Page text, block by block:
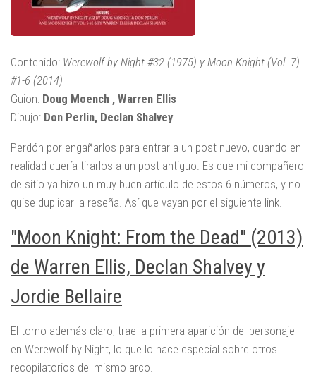
Contenido: Werewolf by Night #32 (1975) y Moon Knight (Vol. 7)
#1-6 (2014)
Guion: Doug Moench , Warren Ellis
Dibujo: Don Perlin, Declan Shalvey
Perdón por engañarlos para entrar a un post nuevo, cuando en
realidad quería tirarlos a un post antiguo. Es que mi compañero
de sitio ya hizo un muy buen artículo de estos 6 números, y no
quise duplicar la reseña. Así que vayan por el siguiente link.
"Moon Knight: From the Dead" (2013)
de Warren Ellis, Declan Shalvey y
Jordie Bellaire
El tomo además claro, trae la primera aparición del personaje
en Werewolf by Night, lo que lo hace especial sobre otros
recopilatorios del mismo arco.